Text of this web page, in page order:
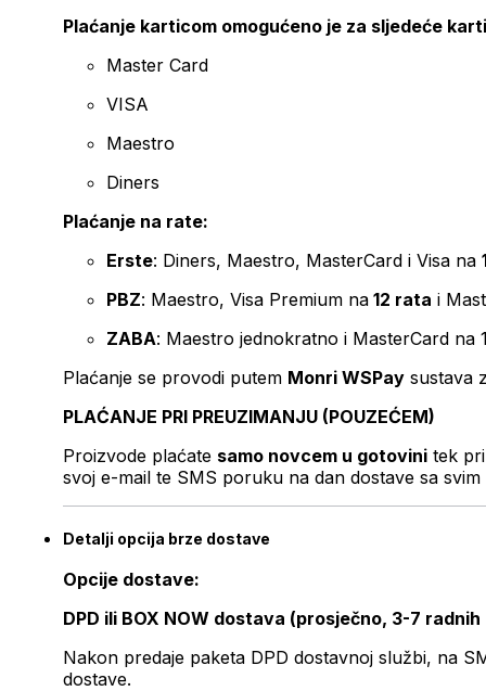
Plaćanje karticom omogućeno je za sljedeće
Master Card
VISA
Maestro
Diners
Plaćanje na rate:
Erste: Diners, Maestro, MasterCard i Visa na
PBZ: Maestro, Visa Premium na 12 rata i
ZABA: Maestro jednokratno i MasterCard na
Plaćanje se provodi putem Monri WSPay sustava
PLAĆANJE PRI PREUZIMANJU (POUZEĆEM)
Proizvode plaćate samo novcem u gotovini tek
svoj e-mail te SMS poruku na dan dostave sa svim
Detalji opcija brze dostave
Opcije dostave:
DPD ili BOX NOW dostava (prosječno, 3-7 radnih
Nakon predaje paketa DPD dostavnoj službi, na
dostave.